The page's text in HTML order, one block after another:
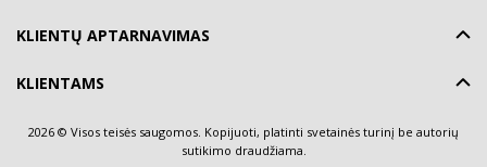
KLIENTŲ APTARNAVIMAS
KLIENTAMS
2026 © Visos teisės saugomos. Kopijuoti, platinti svetainės turinį be autorių
sutikimo draudžiama.